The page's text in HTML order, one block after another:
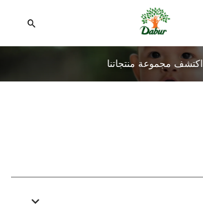
اكتشف مجموعة منتجاتنا